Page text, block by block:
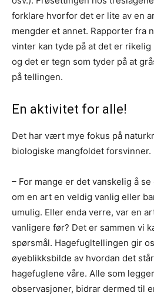
forklare hvorfor det er lite av en
mengder et annet. Rapporter fra
vinter kan tyde på at det er rikelig
og det er tegn som tyder på at
på tellingen.
En aktivitet for alle!
Det har vært mye fokus på
biologiske mangfoldet forsvinner.
– For mange er det vanskelig å
om en art en veldig vanlig eller
umulig. Eller enda verre, var en
vanligere før? Det er sammen vi
spørsmål. Hagefugltellingen gir
øyeblikksbilde av hvordan det
hagefuglene våre. Alle som
observasjoner, bidrar dermed til